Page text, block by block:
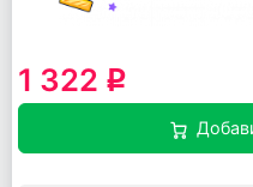
1 322 q